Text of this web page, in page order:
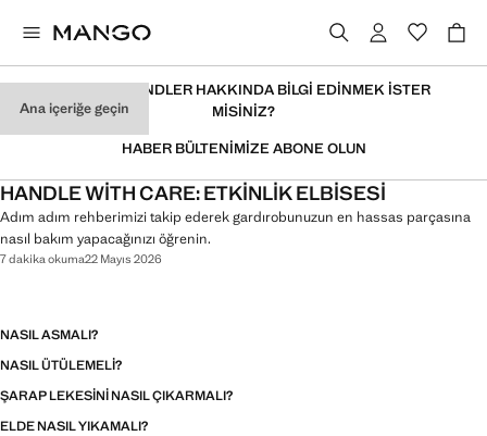
Ana içeriğe geçin
EN SON TRENDLER HAKKINDA BILGI EDINMEK ISTER
MISINIZ?
HABER BÜLTENIMIZE ABONE OLUN
HANDLE WİTH CARE: ETKINLIK ELBISESI
Adım adım rehberimizi takip ederek gardırobunuzun en hassas parçasına
nasıl bakım yapacağınızı öğrenin.
7 dakika okuma22 Mayıs 2026
NASIL ASMALI?
NASIL ÜTÜLEMELI?
ŞARAP LEKESINI NASIL ÇIKARMALI?
ELDE NASIL YIKAMALI?